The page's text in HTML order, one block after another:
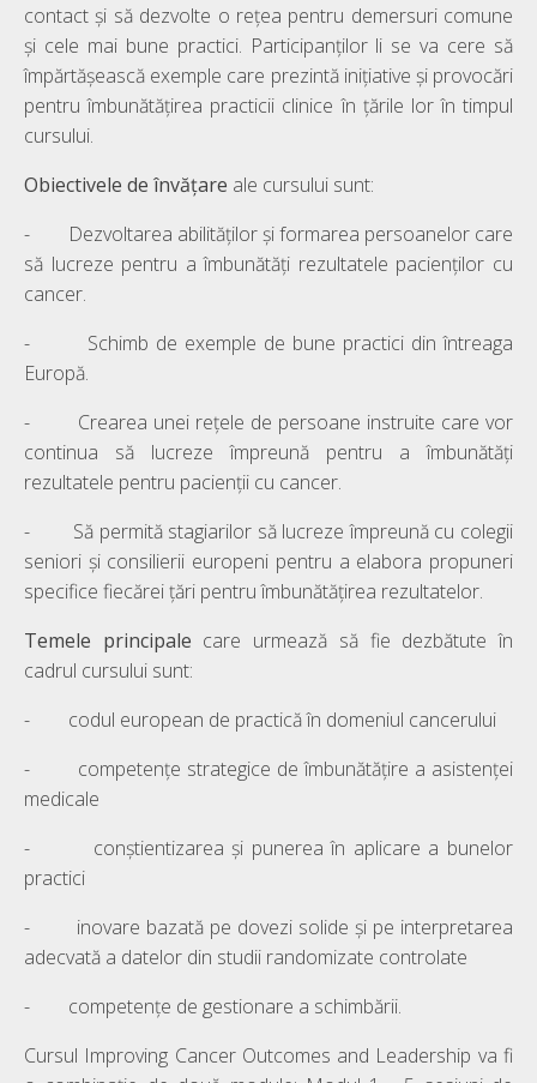
contact și să dezvolte o rețea pentru demersuri comune
și cele mai bune practici. Participanților li se va cere să
împărtășească exemple care prezintă inițiative și provocări
pentru îmbunătățirea practicii clinice în țările lor în timpul
cursului.
Obiectivele de învățare ale cursului sunt:
- Dezvoltarea abilităților și formarea persoanelor care
să lucreze pentru a îmbunătăți rezultatele pacienților cu
cancer.
- Schimb de exemple de bune practici din întreaga
Europă.
- Crearea unei rețele de persoane instruite care vor
continua să lucreze împreună pentru a îmbunătăți
rezultatele pentru pacienții cu cancer.
- Să permită stagiarilor să lucreze împreună cu colegii
seniori și consilierii europeni pentru a elabora propuneri
specifice fiecărei țări pentru îmbunătățirea rezultatelor.
Temele principale care urmează să fie dezbătute în
cadrul cursului sunt:
- codul european de practică în domeniul cancerului
- competențe strategice de îmbunătățire a asistenței
medicale
- conștientizarea și punerea în aplicare a bunelor
practici
- inovare bazată pe dovezi solide și pe interpretarea
adecvată a datelor din studii randomizate controlate
- competențe de gestionare a schimbării.
Cursul Improving Cancer Outcomes and Leadership va fi